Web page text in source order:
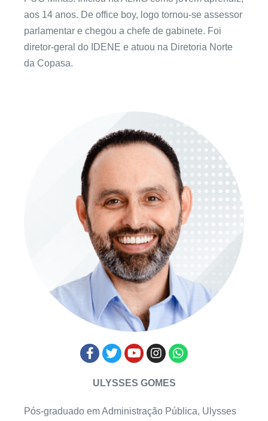
aos 14 anos. De office boy, logo tornou-se assessor
parlamentar e chegou a chefe de gabinete. Foi
diretor-geral do IDENE e atuou na Diretoria Norte
da Copasa.
ULYSSES GOMES
Pós-graduado em Administração Pública, Ulysses